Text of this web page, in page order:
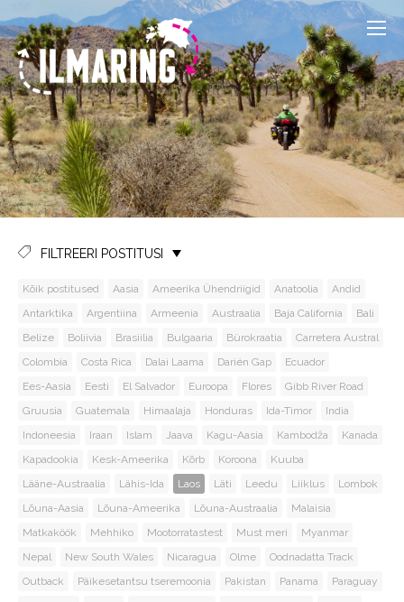
FILTREERI POSTITUSI
Kõik postitused Aasia Ameerika Ühendriigid Anatoolia
Andid
Antarktika
Argentiina Armeenia Austraalia Baja California
Bali
Belize
Boliivia Brasiilia Bulgaaria Bürokraatia
Carretera Austral
Colombia
Costa Rica Dalai Laama Darién Gap
Ecuador
Ees-Aasia
Eesti El Salvador Euroopa Flores
Gibb River Road
Gruusia
Guatemala Himaalaja Honduras Ida-Timor
India
Indoneesia
Iraan Islam Jaava Kagu-Aasia Kambodža
Kanada
Kapadookia
Kesk-Ameerika Kõrb Koroona
Kuuba
Lääne-Austraalia
Lähis-Ida Laos Läti Leedu Liiklus
Lombok
Lõuna-Aasia
Lõuna-Ameerika Lõuna-Austraalia
Malaisia
Matkaköök
Mehhiko Mootorratastest Must meri
Myanmar
Nepal
New South Wales Nicaragua Olme
Oodnadatta Track
Outback
Päikesetantsu tseremoonia Pakistan Panama
Paraguay